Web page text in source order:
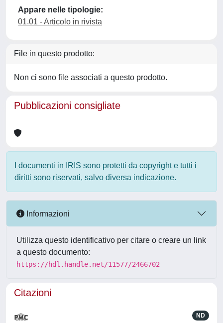
Appare nelle tipologie:
01.01 - Articolo in rivista
File in questo prodotto:
Non ci sono file associati a questo prodotto.
Pubblicazioni consigliate
I documenti in IRIS sono protetti da copyright e tutti i
diritti sono riservati, salvo diversa indicazione.
Informazioni
Utilizza questo identificativo per citare o creare un link
a questo documento:
https://hdl.handle.net/11577/2466702
Citazioni
ND